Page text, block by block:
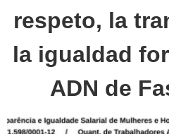
respeto, la
la igualdad
ADN de